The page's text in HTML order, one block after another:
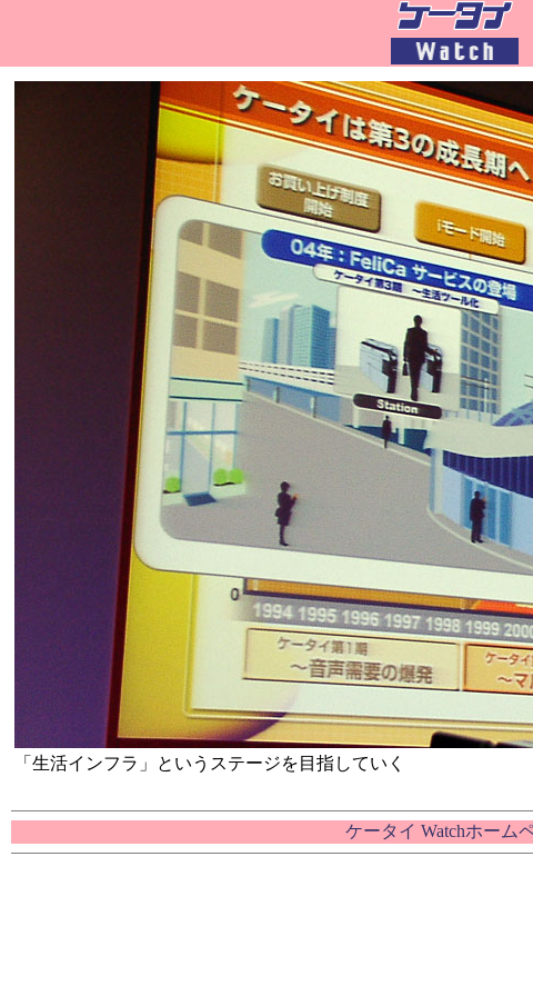
「生活インフラ」というステージを目指していく
ケータイ Watchホーム